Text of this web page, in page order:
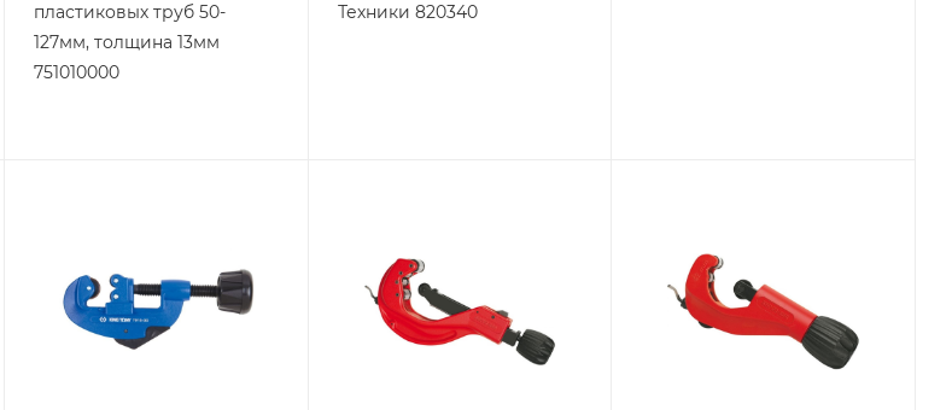
пластиковых труб 50-
127мм, толщина 13мм
751010000
Техники 820340